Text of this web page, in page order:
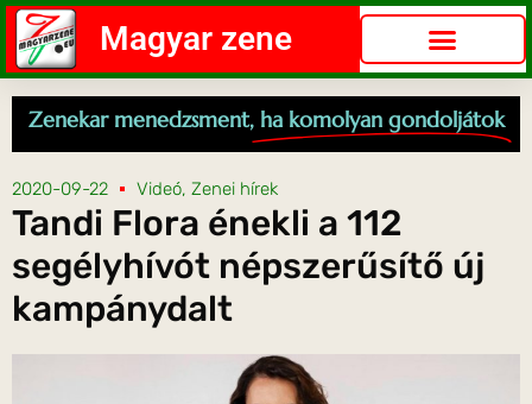
Magyar zene
Zenekar menedzsment, ha komolyan gondoljátok
2020-09-22 Videó, Zenei hírek
Tandi Flora énekli a 112
segélyhívót népszerűsítő új
kampánydalt